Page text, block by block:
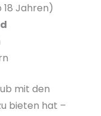
Jahren)
mit den
bieten hat –